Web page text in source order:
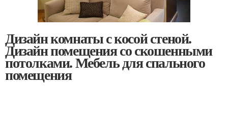
Дизайн комнаты с косой стеной.
Дизайн помещения со скошенными
потолками. Мебель для спального
помещения